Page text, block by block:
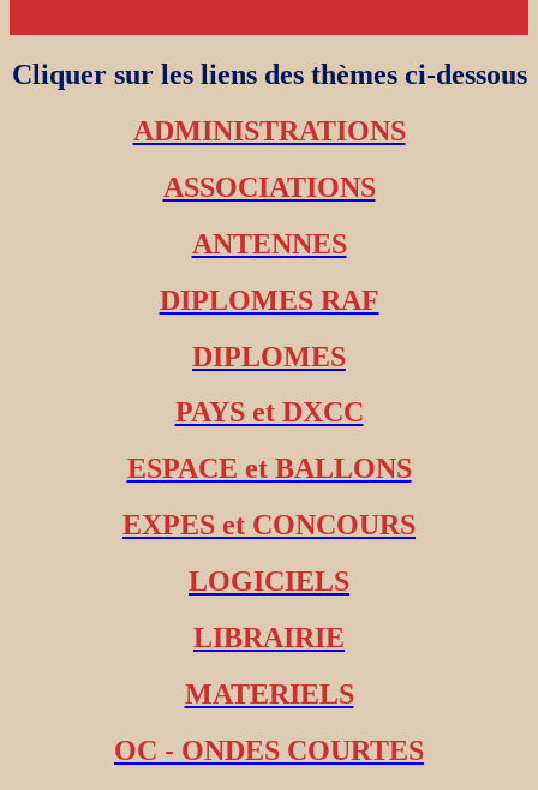
Cliquer sur les liens des thèmes ci-dessous
ADMINISTRATIONS
ASSOCIATIONS
ANTENNES
DIPLOMES RAF
DIPLOMES
PAYS et DXCC
ESPACE et BALLONS
EXPES et CONCOURS
LOGICIELS
LIBRAIRIE
MATERIELS
OC - ONDES COURTES